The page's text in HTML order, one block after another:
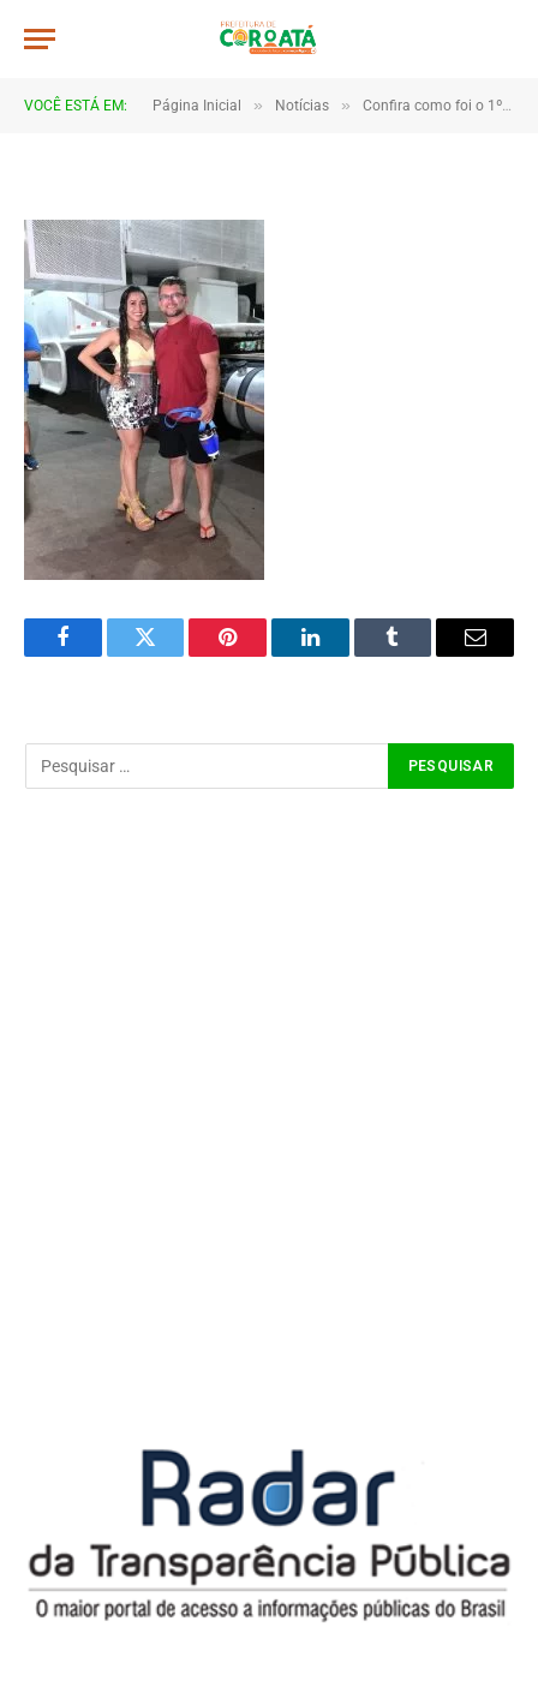
VOCÊ ESTÁ EM: Página Inicial » Notícias » Confira como foi o 1º dia do Carnaval de Coroatá
JWR_7824
FacebookTwitter Pinterest LinkedInTumblr Email